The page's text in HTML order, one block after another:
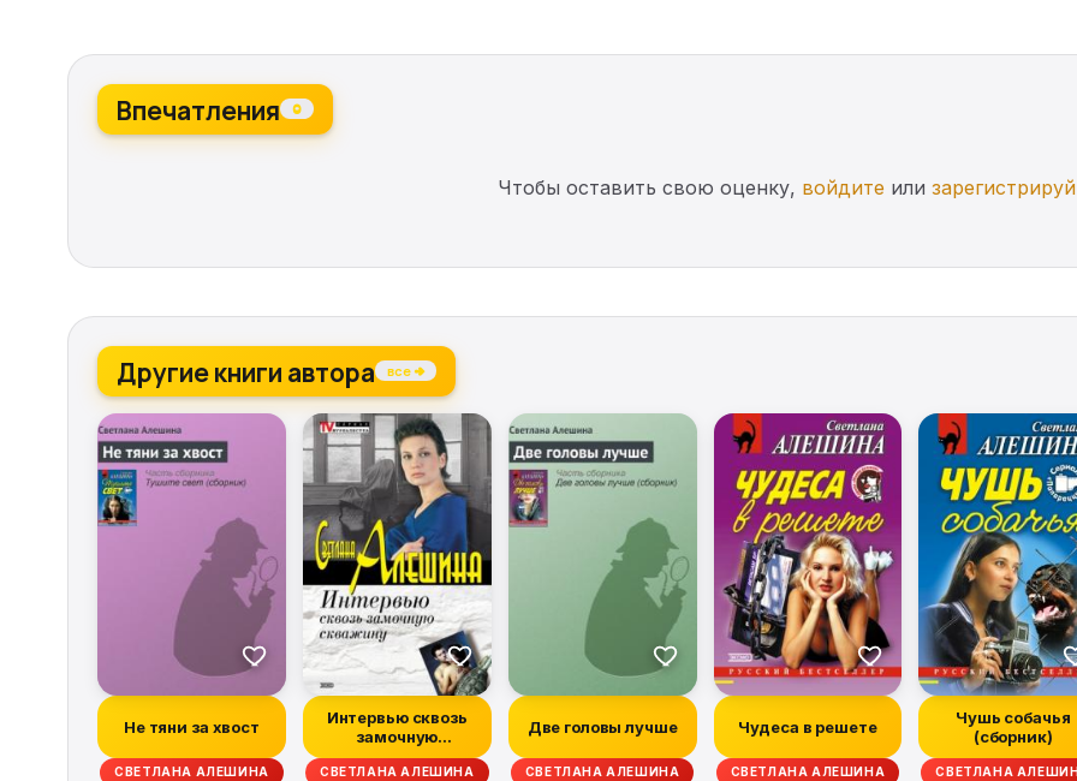
Впечатления 0
Чтобы оставить свою оценку, войдите или
Другие книги автора все →
Не тяни за хвост
СВЕТЛАНА АЛЕШИНА
Интервью сквозь
замочную
скважину
СВЕТЛАНА АЛЕШИНА
Две головы лучше
СВЕТЛАНА АЛЕШИНА
Чудеса в решете
СВЕТЛАНА АЛЕШИНА
Чушь собачья
(сборник)
СВЕТЛАНА